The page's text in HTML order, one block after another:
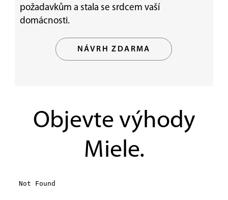
požadavkům a stala se srdcem vaší
domácnosti.
NÁVRH ZDARMA
Objevte výhody
Miele.